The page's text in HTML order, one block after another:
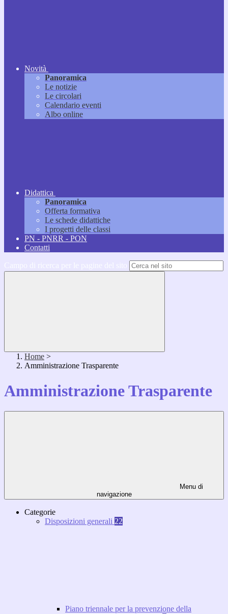
Novità
Panoramica
Le notizie
Le circolari
Calendario eventi
Albo online
Didattica
Panoramica
Offerta formativa
Le schede didattiche
I progetti delle classi
PN - PNRR - PON
Contatti
Home >
Amministrazione Trasparente
Amministrazione Trasparente
Menu di
navigazione
Categorie
Disposizioni generali 22
Piano triennale per la prevenzione della